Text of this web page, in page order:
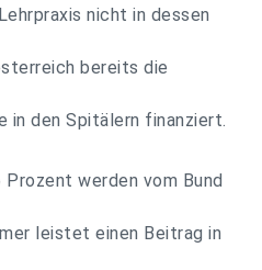
nicht in dessen
bereits die
in den Spitälern finanziert.
werden vom Bund
leistet einen Beitrag in